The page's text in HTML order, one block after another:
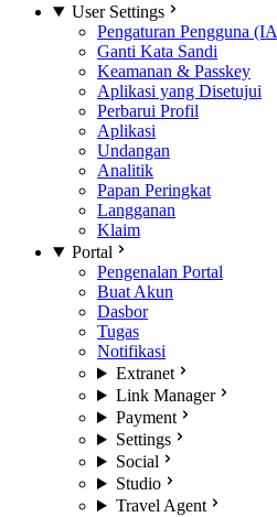
User Settings
Pengaturan Pengguna
Ganti Kata Sandi
Keamanan & Passkey
Aplikasi yang Disetujui
Perbarui Profil
Aplikasi
Undangan
Analitik
Papan Peringkat
Langganan
Klaim
Portal
Pengenalan Portal
Buat Akun
Dasbor
Tugas
Notifikasi
Extranet
Link Manager
Payment
Settings
Social
Studio
Travel Agent